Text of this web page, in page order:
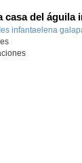
Ies infantaelena